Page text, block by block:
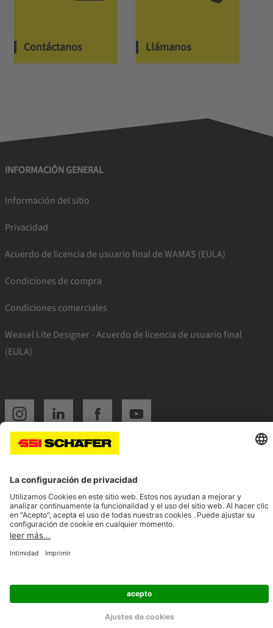
Contáctanos Llámanos
INFORMACIÓN GENERAL
Información del sitio
Privacidad
Acuerdo de licencia de usuario final de WAMAS (EULA)
Condiciones de compra
Condiciones comerciales
Weasel Lite Designer - Acuerdo de licencia de usuario final
(EULA)
SSI instagramSSI linkedinSSI facebookSSI youtube
Navigate to home page
© 2026